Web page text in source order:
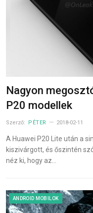
Nagyon
P20 modellek
Szerző: PÉTER 2018-02-11
A Huawei P20 Lite után a
kiszivárgott, és őszintén
néz ki, hogy az…
ANDROID MOBILOK